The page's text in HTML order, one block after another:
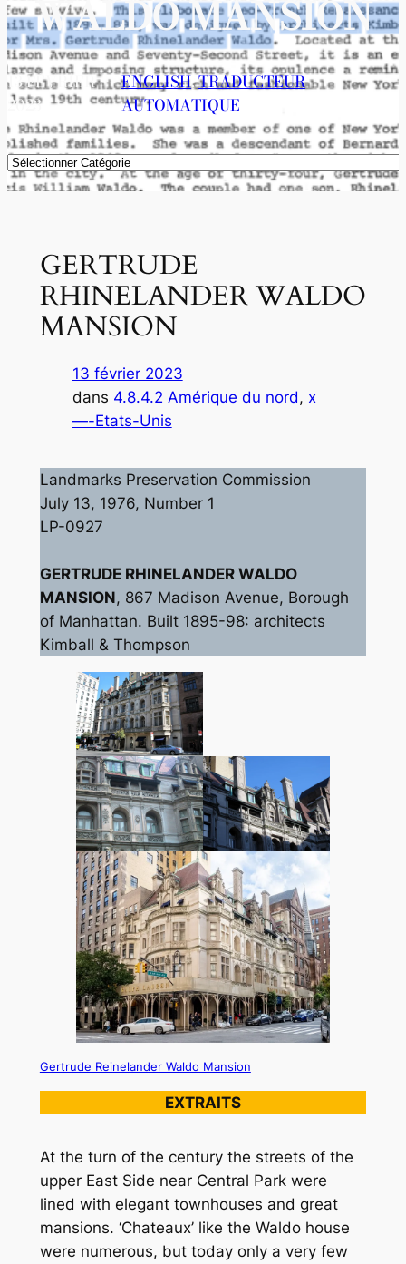
WALDO MANSION
13 FÉVRIER
2023
ENGLISH, TRADUCTEUR
AUTOMATIQUE
Catégories
GERTRUDE
RHINELANDER WALDO
MANSION
13 février 2023
dans 4.8.4.2 Amérique du nord, x
—-Etats-Unis
Landmarks Preservation Commission
July 13, 1976, Number 1
LP-0927
GERTRUDE RHINELANDER WALDO
MANSION, 867 Madison Avenue, Borough
of Manhattan. Built 1895-98: architects
Kimball & Thompson
Gertrude Reinelander Waldo Mansion
EXTRAITS
At the turn of the century the streets of the
upper East Side near Central Park were
lined with elegant townhouses and great
mansions. ‘Chateaux’ like the Waldo house
were numerous, but today only a very few